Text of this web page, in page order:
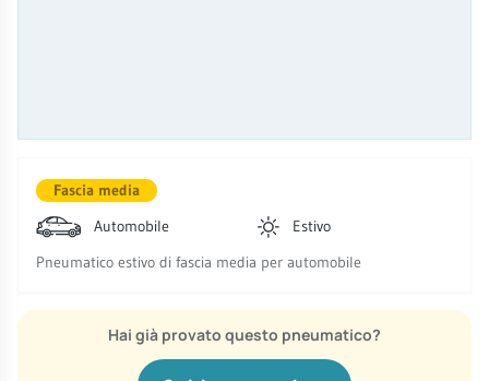
Fascia media
Automobile
Estivo
Pneumatico estivo di fascia media per automobile
Hai già provato questo pneumatico?